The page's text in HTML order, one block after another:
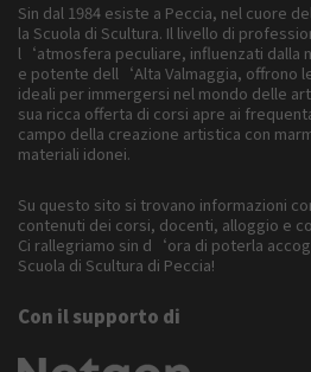
Sin dal 1984 esiste a Peccia, nel cuore
la Scuola di Scultura. Il livello di
l‘atmosfera peculiare, influenzati dalla
e potente dell‘Alta Valmaggia, offrono
ideali per immergersi nel mondo delle
sua ricca offerta di corsi apre ai
campo della creazione artistica con
materiali idonei.
Su questo sito si trovano informazioni
contenuti dei corsi, docenti, alloggio e
Ci rallegriamo sin d‘ora di poterla
Scuola di Scultura di Peccia!
Con il supporto di